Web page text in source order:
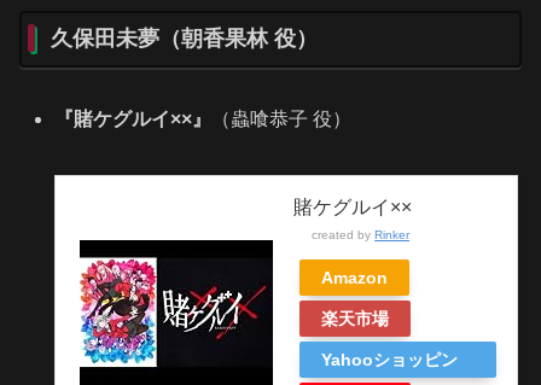
久保田未夢（朝香果林 役）
『賭ケグルイ××』 （蟲喰恭子 役）
賭ケグルイ××
created by Rinker
Amazon
楽天市場
Yahooショッピン